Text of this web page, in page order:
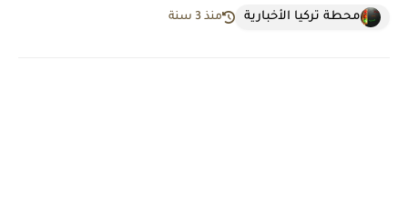
محطة تركيا الأخبارية منذ 3 سنة